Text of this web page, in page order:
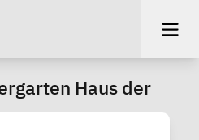
Haus der